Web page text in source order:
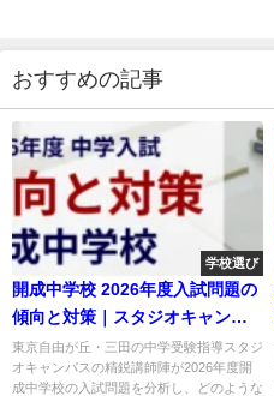
おすすめの記事
学校選び
開成中学校 2026年度入試問題の
傾向と対策｜スタジオキャンパ
ス
東京自由が丘・三田の中学受験指導スタジ
オキャンパスの精鋭講師陣が2026年度開
成中学校の入試問題を分析し、どのような